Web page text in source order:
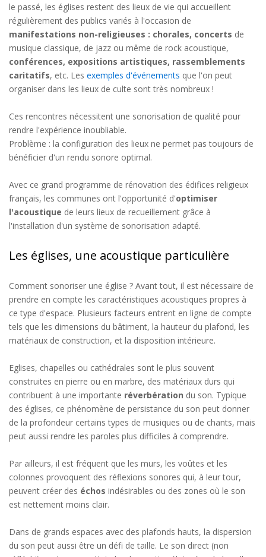
le passé, les églises restent des lieux de vie qui accueillent
régulièrement des publics variés à l'occasion de
manifestations non-religieuses : chorales, concerts de
musique classique, de jazz ou même de rock acoustique,
conférences, expositions artistiques, rassemblements
caritatifs, etc. Les exemples d'événements que l'on peut
organiser dans les lieux de culte sont très nombreux !
Ces rencontres nécessitent une sonorisation de qualité pour
rendre l'expérience inoubliable.
Problème : la configuration des lieux ne permet pas toujours de
bénéficier d'un rendu sonore optimal.
Avec ce grand programme de rénovation des édifices religieux
français, les communes ont l'opportunité d'optimiser
l'acoustique de leurs lieux de recueillement grâce à
l'installation d'un système de sonorisation adapté.
Les églises, une acoustique particulière
Comment sonoriser une église ? Avant tout, il est nécessaire de
prendre en compte les caractéristiques acoustiques propres à
ce type d'espace. Plusieurs facteurs entrent en ligne de compte
tels que les dimensions du bâtiment, la hauteur du plafond, les
matériaux de construction, et la disposition intérieure.
Eglises, chapelles ou cathédrales sont le plus souvent
construites en pierre ou en marbre, des matériaux durs qui
contribuent à une importante réverbération du son. Typique
des églises, ce phénomène de persistance du son peut donner
de la profondeur certains types de musiques ou de chants, mais
peut aussi rendre les paroles plus difficiles à comprendre.
Par ailleurs, il est fréquent que les murs, les voûtes et les
colonnes provoquent des réflexions sonores qui, à leur tour,
peuvent créer des échos indésirables ou des zones où le son
est nettement moins clair.
Dans de grands espaces avec des plafonds hauts, la dispersion
du son peut aussi être un défi de taille. Le son direct (non